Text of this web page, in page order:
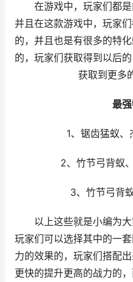
在游戏中，玩家们都是
并且在这款游戏中，玩家
的，并且也是有很多的特
的，玩家们获取得到以后
获取到更多
最强
1、锯齿猛蚁、
2、竹节弓背蚁、
3、竹节弓背蚁
以上这些就是小编为大
玩家们可以选择其中的一
力的效果的，玩家们搭配
更快的提升更高的战力的